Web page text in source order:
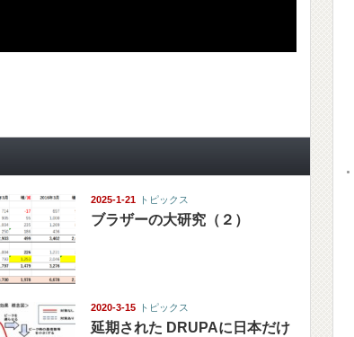
2025-1-21 トピックス
ブラザーの大研究（２）
2020-3-15 トピックス
延期された DRUPAに日本だけ